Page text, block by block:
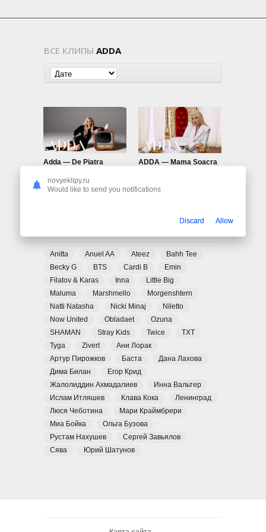
ВСЕ КЛИПЫ ADDA
Adda — De Piatra
ADDA — Mama Soacra
Anitta Anuel AA Ateez
Bahh Tee
Becky G
BTS Cardi B
Emin
Filatov & Karas
Inna
Little Big
Maluma
Marshmello
Morgenshtern
Natti Natasha
Nicki Minaj
Niletto
Now United
Obladaet
Ozuna
SHAMAN
Stray Kids Twice
TXT
Tyga
Zivert
Ани Лорак
Артур Пирожков
Баста
Дана Лахова
Дима Билан
Егор Крид
Жалолиддин Ахмадалиев
Инна Вальтер
Ислам Итляшев
Клава Кока
Ленинград
Люся Чеботина
Мари Краймбрери
Миа Бойка
Ольга Бузова
Рустам Нахушев
Сергей Завьялов
Сява
Юрий Шатунов
novyeklipy.ru
Would like to send you notifications
Discard Allow